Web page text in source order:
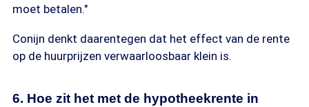
moet betalen."
Conijn denkt daarentegen dat het effect van de rente
op de huurprijzen verwaarloosbaar klein is.
6. Hoe zit het met de hypotheekrente in